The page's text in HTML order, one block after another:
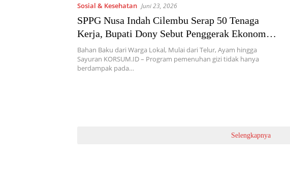
Sosial & Kesehatan Juni 23, 2026
SPPG Nusa Indah Cilembu Serap 50 Tenaga
Kerja, Bupati Dony Sebut Penggerak Ekonomi
Desa
Bahan Baku dari Warga Lokal, Mulai dari Telur, Ayam hingga
Sayuran KORSUM.ID – Program pemenuhan gizi tidak hanya
berdampak pada…
Selengkapnya